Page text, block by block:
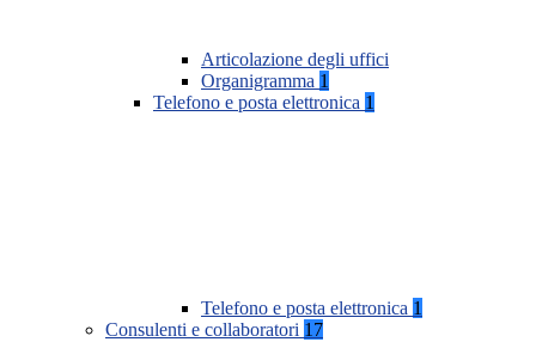
Articolazione degli uffici
Organigramma 1
Telefono e posta elettronica 1
Telefono e posta elettronica 1
Consulenti e collaboratori 17